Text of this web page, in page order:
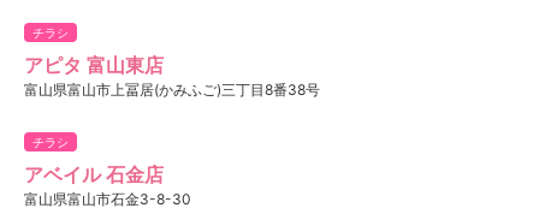
チラシ
アピタ 富山東店
富山県富山市上冨居(かみふご)三丁目8番38号
チラシ
アベイル 石金店
富山県富山市石金3-8-30